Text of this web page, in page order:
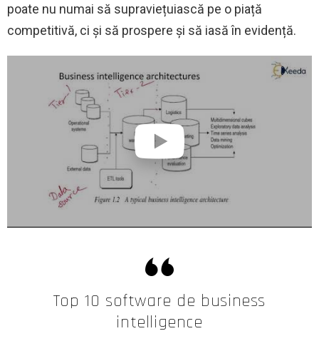
poate nu numai să supraviețuiască pe o piață
competitivă, ci și să prospere și să iasă în evidență.
Top 10 software de business
intelligence